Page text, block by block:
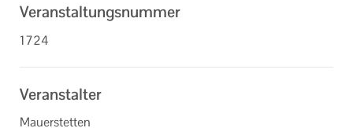
Veranstaltungsnummer
1724
Veranstalter
Mauerstetten